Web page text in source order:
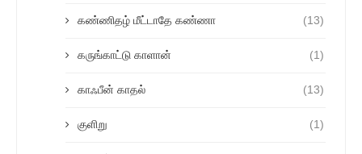
கண்ணிதழ் மீட்டாதே கண்ணா (13)
கருங்காட்டு காளான் (1)
காஃபீன் காதல் (13)
குளிறு (1)